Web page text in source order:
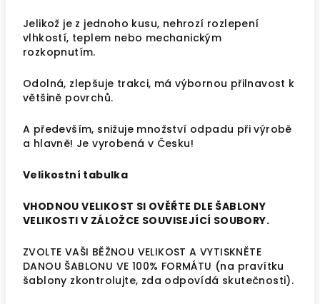
Jelikož je z jednoho kusu, nehrozí rozlepení
vlhkostí, teplem nebo mechanickým
rozkopnutím.
Odolná, zlepšuje trakci, má výbornou přilnavost k
většině povrchů.
A především, snižuje množství odpadu při výrobě
a hlavně! Je vyrobená v Česku!
Velikostní tabulka
VHODNOU VELIKOST SI OVĚŘTE DLE ŠABLONY
VELIKOSTI V ZÁLOŽCE SOUVISEJÍCÍ SOUBORY.
ZVOLTE VAŠI BĚŽNOU VELIKOST A VYTISKNĚTE
DANOU ŠABLONU VE 100% FORMÁTU (na pravítku
šablony zkontrolujte, zda odpovídá skutečnosti).